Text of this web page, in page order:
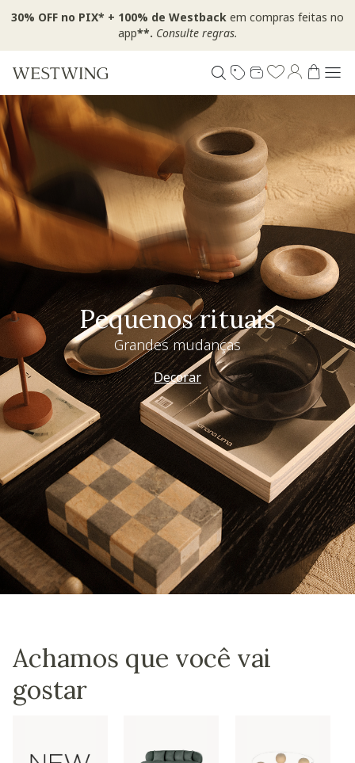
30% OFF no PIX* + 100% de Westback em compras feitas no
app**. Consulte regras.
Pequenos rituais
Grandes mudanças
Decorar
Achamos que você vai
gostar